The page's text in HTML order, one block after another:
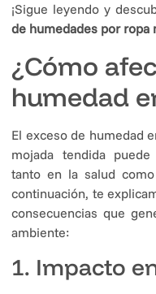
¡Sigue leyendo y
de humedades por ropa
¿Cómo
humedad
El exceso de humedad
mojada tendida
tanto en la salud
continuación, te
consecuencias que
ambiente:
1. Impacto